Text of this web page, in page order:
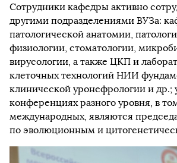
Сотрудники кафедры активно
другими подразделениями ВУЗа:
патологической анатомии,
физиологии, стоматологии,
вирусологии, а также ЦКП и
клеточных технологий НИИ
клинической уронефрологии и др.;
конференциях разного уровня, в
международных, являются
по эволюционным и